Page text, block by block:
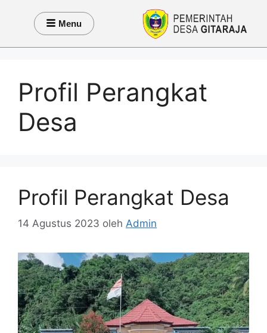
Menu
Profil Perangkat
Desa
Profil Perangkat Desa
14 Agustus 2023 oleh Admin